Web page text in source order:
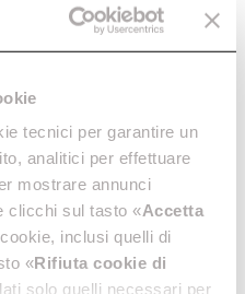
tecnici per garantire un
analitici per effettuare
mostrare annunci
clicchi sul tasto «Accetta
inclusi quelli di
«Rifiuta cookie di
solo quelli necessari per